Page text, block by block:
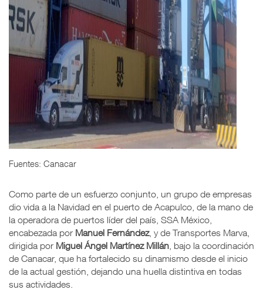
Fuentes: Canacar
Como parte de un esfuerzo conjunto, un grupo de empresas
dio vida a la Navidad en el puerto de Acapulco, de la mano de
la operadora de puertos líder del país, SSA México,
encabezada por Manuel Fernández, y de Transportes Marva,
dirigida por Miguel Ángel Martínez Millán , bajo la coordinación
de Canacar, que ha fortalecido su dinamismo desde el inicio
de la actual gestión, dejando una huella distintiva en todas
sus actividades.